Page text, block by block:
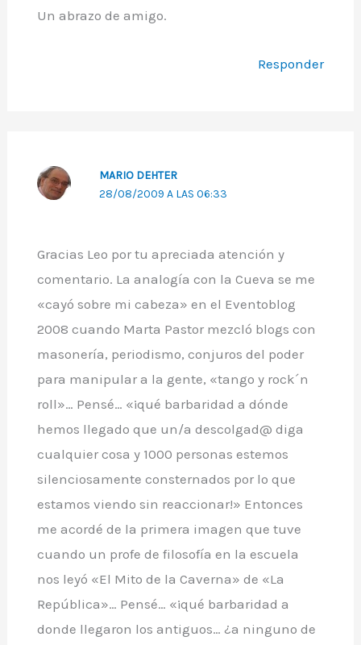
Un abrazo de amigo.
Responder
MARIO DEHTER
28/08/2009 A LAS 06:33
Gracias Leo por tu apreciada atención y
comentario. La analogía con la Cueva se me
«cayó sobre mi cabeza» en el Eventoblog
2008 cuando Marta Pastor mezcló blogs con
masonería, periodismo, conjuros del poder
para manipular a la gente, «tango y rock´n
roll»… Pensé… «¡qué barbaridad a dónde
hemos llegado que un/a descolgad@ diga
cualquier cosa y 1000 personas estemos
silenciosamente consternados por lo que
estamos viendo sin reaccionar!» Entonces
me acordé de la primera imagen que tuve
cuando un profe de filosofía en la escuela
nos leyó «El Mito de la Caverna» de «La
República»… Pensé… «¡qué barbaridad a
donde llegaron los antiguos… ¿a ninguno de